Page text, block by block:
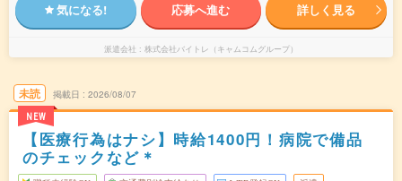
気になる! 応募へ進む 詳しく見る
派遣会社 株式会社バイトレ（キャムコムグループ）
未読
NEW
掲載日 2026/08/07
【医療行為はナシ】時給1400円！病院で備品
のチェックなど＊